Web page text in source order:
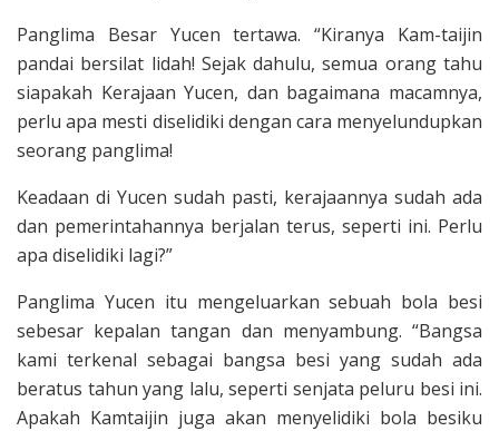
Panglima Besar Yucen tertawa. “Ki­ranya Kam-taijin
pandai bersilat lidah! Sejak dahulu, semua orang tahu
siapakah Kerajaan Yucen, dan bagaimana macam­nya,
perlu apa mesti diselidiki dengan cara menyelundupkan
seorang panglima!
Keadaan di Yucen sudah pasti, kerajaan­nya sudah ada
dan pemerintahannya ber­jalan terus, seperti ini. Perlu
apa diseli­diki lagi?”
Panglima Yucen itu mengeluarkan sebuah bola besi
sebesar kepalan tangan dan menyambung. “Bangsa
kami terkenal sebagai bangsa besi yang sudah ada
beratus tahun yang lalu, seperti senjata peluru besi ini.
Apakah Kam­taijin juga akan menyelidiki bola besiku